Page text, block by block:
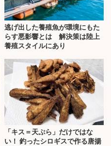
逃げ出した養殖魚が環境にもた
らす悪影響とは 解決策は陸上
養殖スタイルにあり
「キス＝天ぷら」だけではな
い！ 釣ったシロギスで作る唐揚